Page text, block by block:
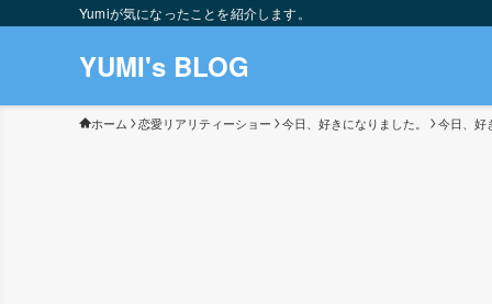
Yumiが気になったことを紹介します。
YUMI's BLOG
ホーム 恋愛リアリティーショー 今日、好きになりました。 今日、好